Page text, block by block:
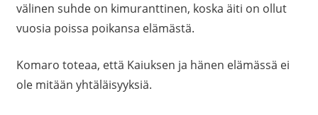
välinen suhde on kimuranttinen, koska äiti on ollut
vuosia poissa poikansa elämästä.
Komaro toteaa, että Kaiuksen ja hänen elämässä ei
ole mitään yhtäläisyyksiä.